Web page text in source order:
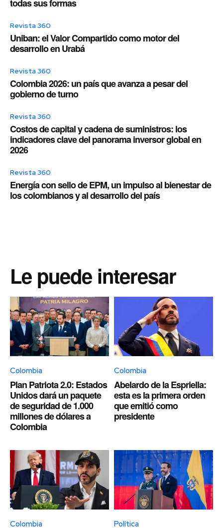
todas sus formas
Revista 360
Uniban: el Valor Compartido como motor del
desarrollo en Urabá
Revista 360
Colombia 2026: un país que avanza a pesar del
gobierno de turno
Revista 360
Costos de capital y cadena de suministros: los
indicadores clave del panorama inversor global en
2026
Revista 360
Energía con sello de EPM, un impulso al bienestar de
los colombianos y al desarrollo del país
Le puede interesar
Colombia
Plan Patriota 2.0: Estados
Unidos dará un paquete
de seguridad de 1.000
millones de dólares a
Colombia
Colombia
Abelardo de la Espriella:
esta es la primera orden
que emitió como
presidente
Colombia Política